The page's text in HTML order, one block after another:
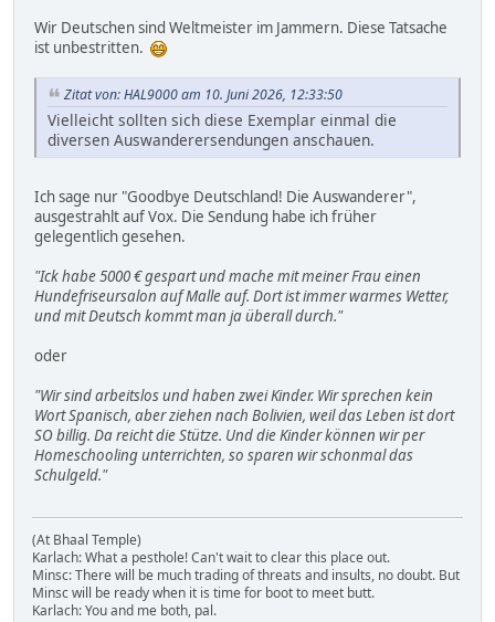
Wir Deutschen sind Weltmeister im Jammern. Diese Tatsache
ist unbestritten.
Zitat von: HAL9000 am 10. Juni 2026, 12:33:50
Vielleicht sollten sich diese Exemplar einmal die
diversen Auswanderersendungen anschauen.
Ich sage nur "Goodbye Deutschland! Die Auswanderer",
ausgestrahlt auf Vox. Die Sendung habe ich früher
gelegentlich gesehen.
"Ick habe 5000 € gespart und mache mit meiner Frau einen
Hundefriseursalon auf Malle auf. Dort ist immer warmes Wetter,
und mit Deutsch kommt man ja überall durch."
oder
"Wir sind arbeitslos und haben zwei Kinder. Wir sprechen kein
Wort Spanisch, aber ziehen nach Bolivien, weil das Leben ist dort
SO billig. Da reicht die Stütze. Und die Kinder können wir per
Homeschooling unterrichten, so sparen wir schonmal das
Schulgeld."
(At Bhaal Temple)
Karlach: What a pesthole! Can't wait to clear this place out.
Minsc: There will be much trading of threats and insults, no doubt. But
Minsc will be ready when it is time for boot to meet butt.
Karlach: You and me both, pal.